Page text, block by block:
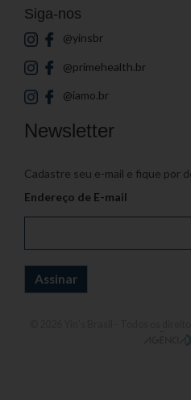
Siga-nos
@yinsbr
@primehealth.br
@iamo.br
Newsletter
Cadastre seu e-mail e fique por
Endereço de E-mail